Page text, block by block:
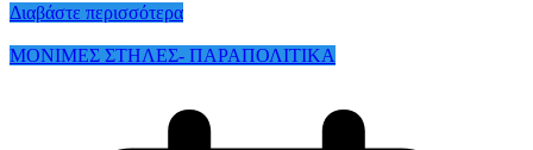
Διαβάστε περισσότερα
ΜΟΝΙΜΕΣ ΣΤΗΛΕΣ- ΠΑΡΑΠΟΛΙΤΙΚΑ